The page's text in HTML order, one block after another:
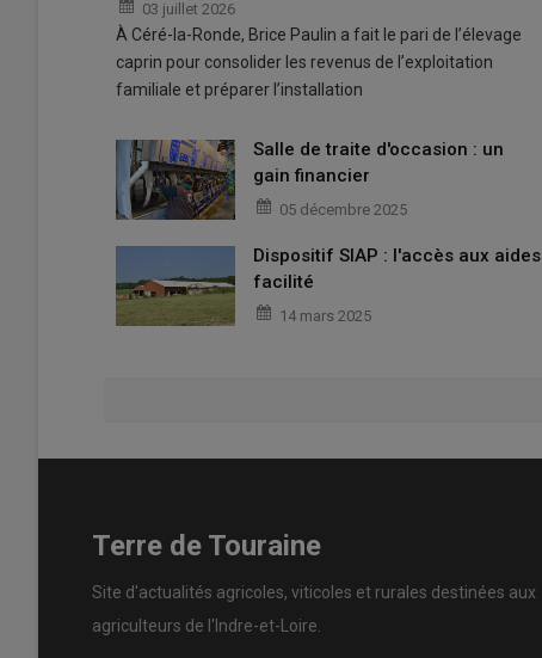
03 juillet 2026
À Céré-la-Ronde, Brice Paulin a fait le pari de l’élevage
caprin pour consolider les revenus de l’exploitation
familiale et préparer l’installation
Salle de traite d'occasion : un
gain financier
05 décembre 2025
Dispositif SIAP : l'accès aux aides
facilité
14 mars 2025
Terre de Touraine
Site d'actualités agricoles, viticoles et rurales destinées aux
agriculteurs de l'Indre-et-Loire.